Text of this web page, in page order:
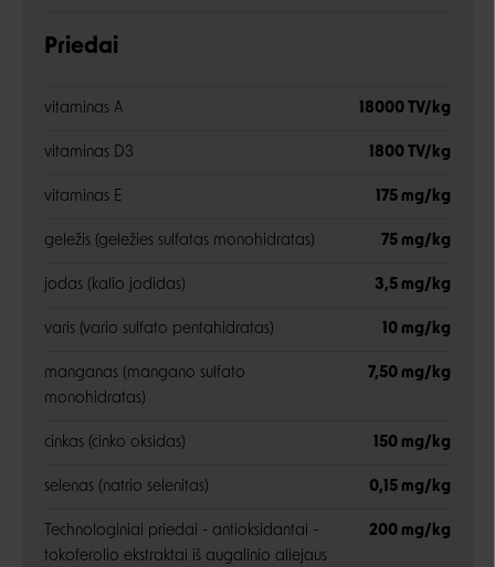
Priedai
vitaminas A 18000 TV/kg
vitaminas D3 1800 TV/kg
vitaminas E 175 mg/kg
geležis (geležies sulfatas monohidratas) 75 mg/kg
jodas (kalio jodidas) 3,5 mg/kg
varis (vario sulfato pentahidratas) 10 mg/kg
manganas (mangano sulfato
monohidratas)
7,50 mg/kg
cinkas (cinko oksidas) 150 mg/kg
selenas (natrio selenitas) 0,15 mg/kg
Technologiniai priedai - antioksidantai -
tokoferolio ekstraktai iš augalinio aliejaus
200 mg/kg